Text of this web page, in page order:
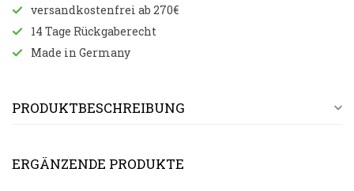
versandkostenfrei ab 270€
14 Tage Rückgaberecht
Made in Germany
PRODUKTBESCHREIBUNG
ERGÄNZENDE PRODUKTE